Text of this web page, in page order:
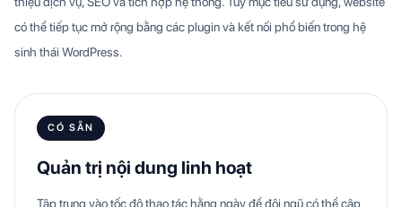
có thể tiếp tục mở rộng bằng các plugin và kết nối phổ biến trong hệ
sinh thái WordPress.
CÓ SẴN
Quản trị nội dung linh hoạt
Tập trung vào tốc độ thao tác hằng ngày để đội ngũ có thể cập